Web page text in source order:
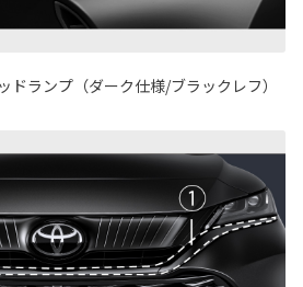
ドランプ（ダーク仕様/ブラックレフ）